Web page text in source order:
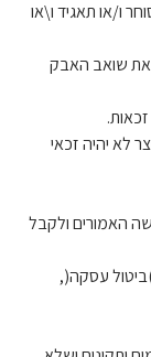
ו/או תאגיד ו\או
את שואב האבק
לא יהיה זכאי
האמורים ולקבל
עסקה(,